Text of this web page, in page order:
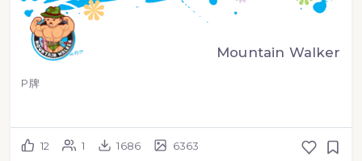
Mountain Walker
P牌
12 1 1686 6363